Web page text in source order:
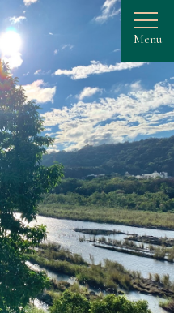
Menu
營運調整中⋯